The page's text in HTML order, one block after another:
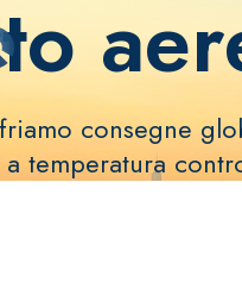
consegne
temperatura